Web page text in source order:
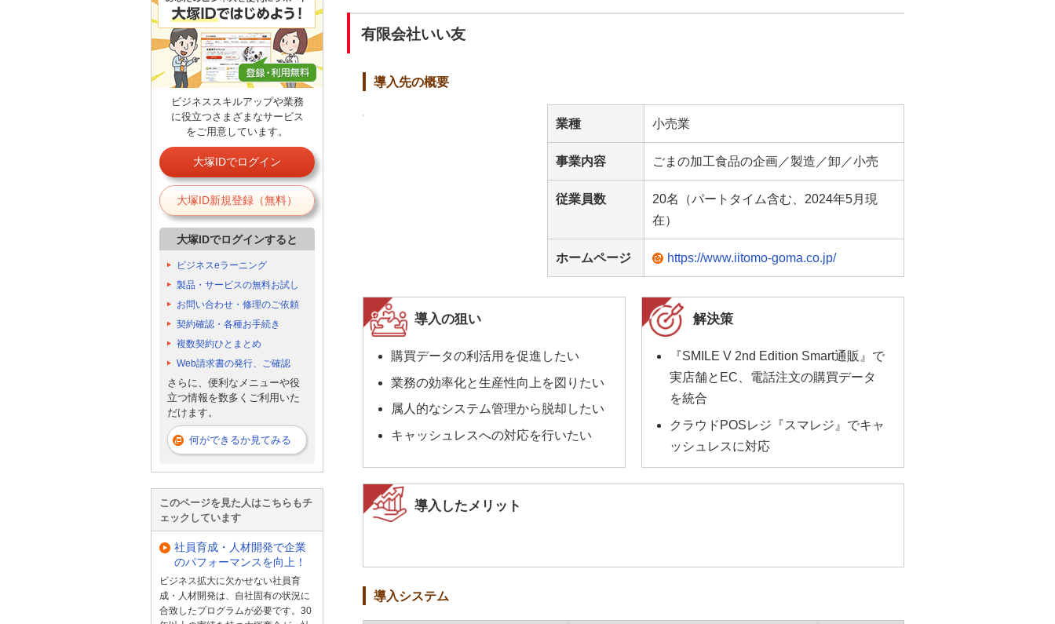
有限会社いい友
導入先の概要
業種 小売業
事業内容 ごまの加工食品の企画／製造／卸／小売
従業員数
20名（パートタイム含む、2024年5月現
在）
ホームページ https://www.iitomo-goma.co.jp/
導入の狙い
購買データの利活用を促進したい
業務の効率化と生産性向上を図りたい
属人的なシステム管理から脱却したい
キャッシュレスへの対応を行いたい
解決策
『SMILE V 2nd Edition Smart通販』で
実店舗とEC、電話注文の購買データ
を統合
クラウドPOSレジ『スマレジ』でキャ
ッシュレスに対応
導入したメリット
導入システム
ビジネススキルアップや業務
に役立つさまざまなサービス
をご用意しています。
大塚IDでログイン
大塚ID新規登録（無料）
大塚IDでログインすると
ビジネスeラーニング
製品・サービスの無料お試し
お問い合わせ・修理のご依頼
契約確認・各種お手続き
複数契約ひとまとめ
Web請求書の発行、ご確認
さらに、便利なメニューや役
立つ情報を数多くご利用いた
だけます。
何ができるか見てみる
このページを見た人はこちらもチ
ェックしています
社員育成・人材開発で企業
のパフォーマンスを向上！
ビジネス拡大に欠かせない社員育
成・人材開発は、自社固有の状況に
合致したプログラムが必要です。30